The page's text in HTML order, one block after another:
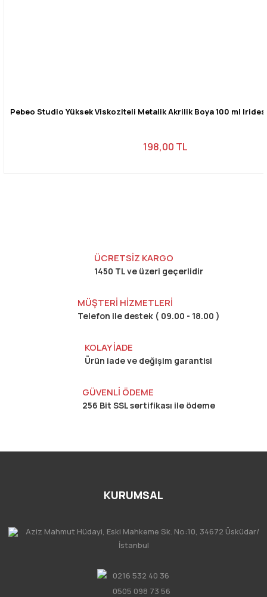
Pebeo Studio Yüksek Viskoziteli Metalik Akrilik Boya 100 ml
198,00 TL
ÜCRETSİZ KARGO
1450 TL ve üzeri geçerlidir
MÜŞTERİ HİZMETLERİ
Telefon ile destek ( 09.00 - 18.00 )
KOLAY İADE
Ürün iade ve değişim garantisi
GÜVENLİ ÖDEME
256 Bit SSL sertifikası ile ödeme
KURUMSAL
Aziz Mahmut Hüdayi, Eski Mahkeme Sk. No:10, 34672 Üsküdar/
İstanbul
0216 532 40 36
0505 098 73 56